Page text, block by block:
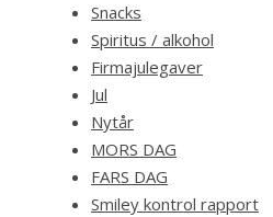
Snacks
Spiritus / alkohol
Firmajulegaver
Jul
Nytår
MORS DAG
FARS DAG
Smiley kontrol rapport